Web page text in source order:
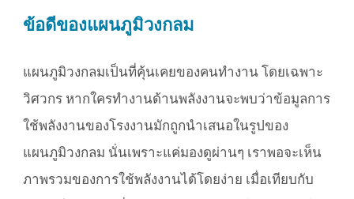
ข้อดีของแผนภูมิวงกลม
แผนภูมิวงกลมเป็นที่คุ้นเคยของคนทำงาน โดยเฉพาะ
วิศวกร หากใครทำงานด้านพลังงานจะพบว่าข้อมูลการ
ใช้พลังงานของโรงงานมักถูกนำเสนอในรูปของ
แผนภูมิวงกลม นั่นเพราะแค่มองดูผ่านๆ เราพอจะเห็น
ภาพรวมของการใช้พลังงานได้โดยง่าย เมื่อเทียบกับ